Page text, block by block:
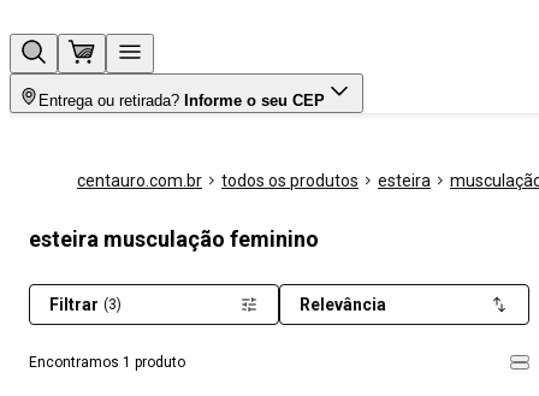
Entrega ou retirada? Informe o seu CEP
centauro.com.br todos os produtos esteira
esteira musculação feminino
Encontramos 1 produto
Filtrar (3) Relevância